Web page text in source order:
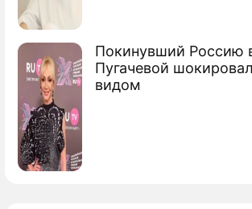
Покинувший Россию
Пугачевой
видом